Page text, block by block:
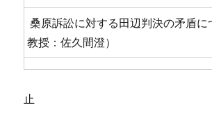
桑原訴訟に対する田辺判決の矛盾
教授：佐久間澄）
止